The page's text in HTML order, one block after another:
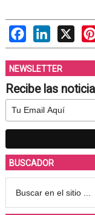
FacebookLinkedIn
X
NEWSLETTER
Recibe las
BUSCADOR